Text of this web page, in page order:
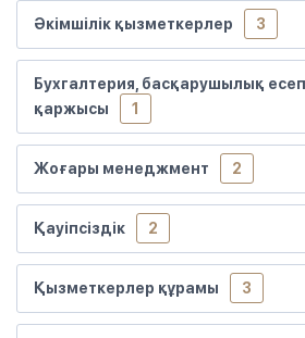
Әкімшілік қызметкерлер 3
Бухгалтерия, басқарушылық
қаржысы
1
Жоғары менеджмент 2
Қауіпсіздік 2
Қызметкерлер құрамы 3